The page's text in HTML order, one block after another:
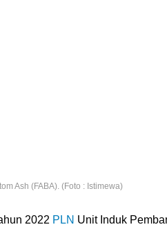
Ash (FABA). (Foto : Istimewa)
2022 PLN Unit Induk